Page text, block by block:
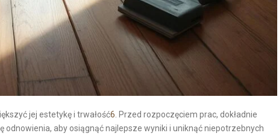
jej estetykę i trwałość6 . Przed rozpoczęciem prac, dokładnie
odnowienia, aby osiągnąć najlepsze wyniki i uniknąć niepotrzebnych